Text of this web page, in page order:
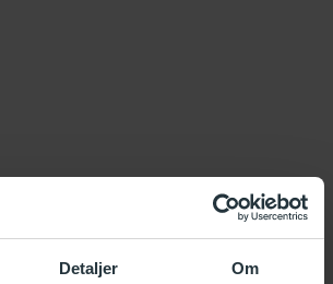
Detaljer Om